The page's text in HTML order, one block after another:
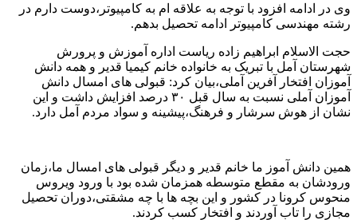
وی در ادامه افزود با توجه به علاقه ام به کامپیوتر،دوست دارم در
رشته مهندسی کامپیوتر ادامه تحصیل بدهم.
حجت الاسلام ابراهیم زاده ریاست اداره آموزش و پرورش
شهرستان آمل با تبریک به خانواده خانم کیمیا قدیر و همه دانش
آموزان افتخار آفرین آملی،بیان کرد: قبولی های امسال دانش
آموزان آملی نسبت به سال قبل ۳۰ درصد افزایش داشت و این
نشان از هوش سرشار و فرهنگ،پیشینه و سواد مردم آمل دارد.
همین دانش آموز ما خانم قدیر و دیگر قبولی های امسال ما،زمان
ورودشان به مقطع متوسطه همزمان شده بود با ورود ویروس
منحوس کرونا در کشور و این بچه ها با چه مشقتی،دوران تحصیل
مجازی را تاب آوردند و افتخار کسب کردند.